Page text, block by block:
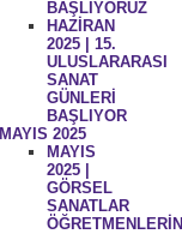
BAŞLIYORUZ
HAZİRAN
2025 | 15.
ULUSLARARASI
SANAT
GÜNLERİ
BAŞLIYOR
MAYIS 2025
MAYIS
2025 |
GÖRSEL
SANATLAR